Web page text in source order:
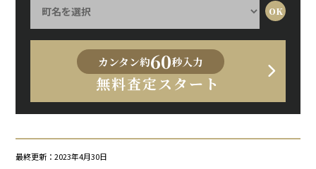
カンタン約60秒入力
無料査定スタート
最終更新：2023年4月30日